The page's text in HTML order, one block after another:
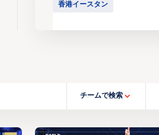
香港イースタン
チームで検索